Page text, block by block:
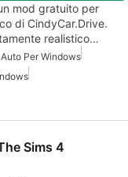
mod gratuito per
di CindyCar.Drive.
realistico…
Per Windows
Sims 4